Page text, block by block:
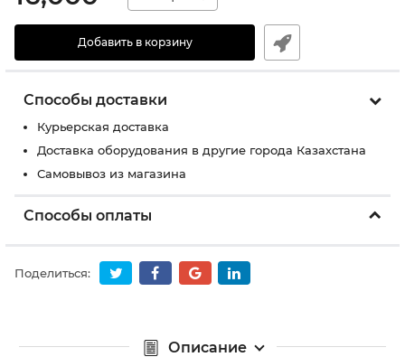
Добавить в корзину
Способы доставки
Курьерская доставка
Доставка оборудования в другие города Казахстана
Самовывоз из магазина
Способы оплаты
Поделиться:
Описание